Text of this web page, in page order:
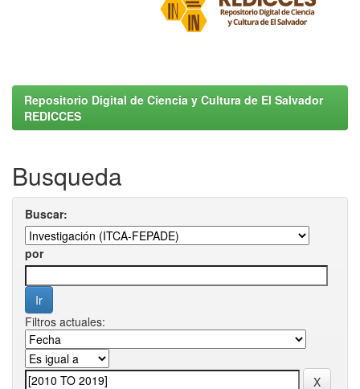
Repositorio Digital de Ciencia y Cultura de El Salvador
REDICCES
Busqueda
Buscar:
por
Filtros actuales: